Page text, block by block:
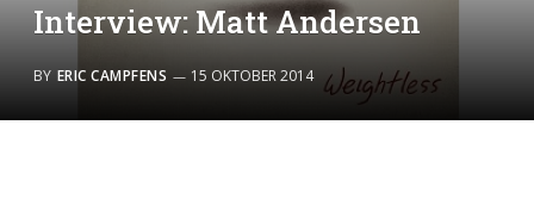
Interview: Matt Andersen
BY ERIC CAMPFENS 15 OKTOBER 2014